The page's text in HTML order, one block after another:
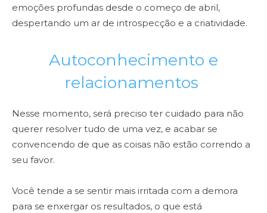
emoções profundas desde o começo de abril,
despertando um ar de introspecção e a criatividade.
Autoconhecimento e
relacionamentos
Nesse momento, será preciso ter cuidado para não
querer resolver tudo de uma vez, e acabar se
convencendo de que as coisas não estão correndo a
seu favor.
Você tende a se sentir mais irritada com a demora
para se enxergar os resultados, o que está